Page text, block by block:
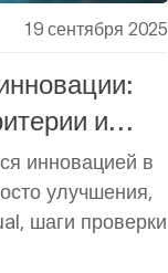
19 сентября 2025
и
инновацией в
улучшения,
шаги проверки